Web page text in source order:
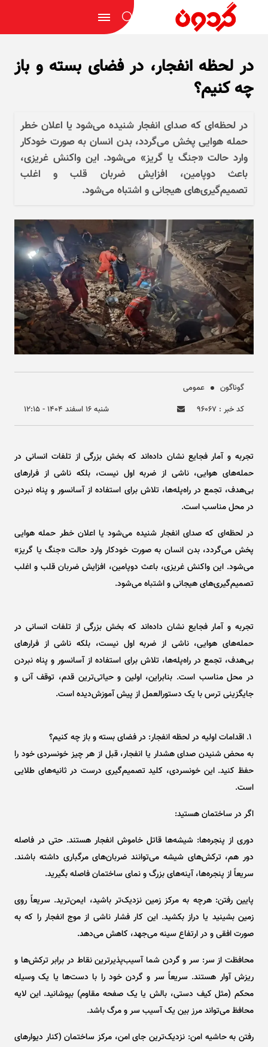
در لحظه انفجار، در فضای بسته و باز
چه کنیم؟
در لحظه‌ای که صدای انفجار شنیده می‌شود یا اعلان خطر
حمله هوایی پخش می‌گردد، بدن انسان به صورت خودکار
وارد حالت «جنگ یا گریز» می‌شود. این واکنش غریزی،
باعث دوپامین، افزایش ضربان قلب و اغلب
تصمیم‌گیری‌های هیجانی و اشتباه می‌شود.
گوناگون
عمومی
کد خبر : ۹۶۰۶۷
شنبه ۱۶ اسفند ۱۴۰۴ - ۱۲:۱۵
تجربه و آمار فجایع نشان داده‌اند که بخش بزرگی از تلفات انسانی در
حمله‌های هوایی، ناشی از ضربه اول نیست، بلکه ناشی از فرار‌های
بی‌هدف، تجمع در راه‌پله‌ها، تلاش برای استفاده از آسانسور و پناه نبردن
در محل مناسب است.
در لحظه‌ای که صدای انفجار شنیده می‌شود یا اعلان خطر حمله هوایی
پخش می‌گردد، بدن انسان به صورت خودکار وارد حالت «جنگ یا گریز»
می‌شود. این واکنش غریزی، باعث دوپامین، افزایش ضربان قلب و اغلب
تصمیم‌گیری‌های هیجانی و اشتباه می‌شود.
تجربه و آمار فجایع نشان داده‌اند که بخش بزرگی از تلفات انسانی در
حمله‌های هوایی، ناشی از ضربه اول نیست، بلکه ناشی از فرار‌های
بی‌هدف، تجمع در راه‌پله‌ها، تلاش برای استفاده از آسانسور و پناه نبردن
در محل مناسب است. بنابراین، اولین و حیاتی‌ترین قدم، توقف آنی و
جایگزینی ترس با یک دستورالعمل از پیش آموزش‌دیده است.
به محض شنیدن صدای هشدار یا انفجار، قبل از هر چیز خونسردی خود را
حفظ کنید. این خونسردی، کلید تصمیم‌گیری درست در ثانیه‌های طلایی
است.
اگر در ساختمان هستید:
دوری از پنجره‌ها: شیشه‌ها قاتل خاموش انفجار هستند. حتی در فاصله
دور هم، ترکش‌های شیشه می‌توانند ضربان‌های مرگباری داشته باشند.
سریعاً از پنجره‌ها، آینه‌های بزرگ و نمای ساختمان فاصله بگیرید.
پایین رفتن: هرچه به مرکز زمین نزدیک‌تر باشید، ایمن‌ترید. سریعاً روی
زمین بشینید یا دراز بکشید. این کار فشار ناشی از موج انفجار را که به
صورت افقی و در ارتفاع سینه می‌جهد، کاهش می‌دهد.
محافظت از سر: سر و گردن شما آسیب‌پذیرترین نقاط در برابر ترکش‌ها و
ریزش آوار هستند. سریعاً سر و گردن خود را با دست‌ها یا یک وسیله
محکم (مثل کیف دستی، بالش یا یک صفحه مقاوم) بپوشانید. این لایه
محافظ می‌تواند مرز بین یک آسیب سر و مرگ باشد.
رفتن به حاشیه امن: نزدیک‌ترین جای امن، مرکز ساختمان (کنار دیوار‌های